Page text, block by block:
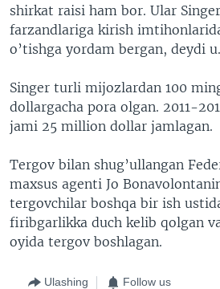
shirkat raisi ham bor. Ular
farzandlariga kirish
o’tishga yordam bergan, deydi u.
Singer turli mijozlardan 100
dollargacha pora olgan. 2011-
jami 25 million dollar jamlagan.
Tergov bilan shug’ullangan
maxsus agenti Jo
tergovchilar boshqa bir ish
firibgarlikka duch kelib qolgan
oyida tergov boshlagan.
Ulashing Follow us